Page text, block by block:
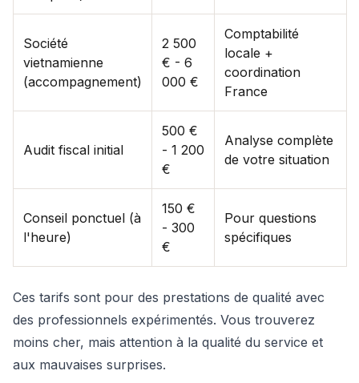
Société
vietnamienne
(accompagnement)
2 500
€ - 6
000 €
Comptabilité
locale +
coordination
France
Audit fiscal initial
500 €
- 1 200
€
Analyse complète
de votre situation
Conseil ponctuel (à
l'heure)
150 €
- 300
€
Pour questions
spécifiques
Ces tarifs sont pour des prestations de qualité avec
des professionnels expérimentés. Vous trouverez
moins cher, mais attention à la qualité du service et
aux mauvaises surprises.